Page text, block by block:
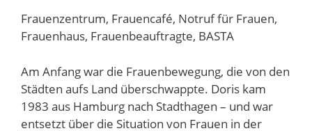
Frauenzentrum, Frauencafé, Notruf für Frauen,
Frauenhaus, Frauenbeauftragte, BASTA
Am Anfang war die Frauenbewegung, die von den
Städten aufs Land überschwappte. Doris kam
1983 aus Hamburg nach Stadthagen – und war
entsetzt über die Situation von Frauen in der